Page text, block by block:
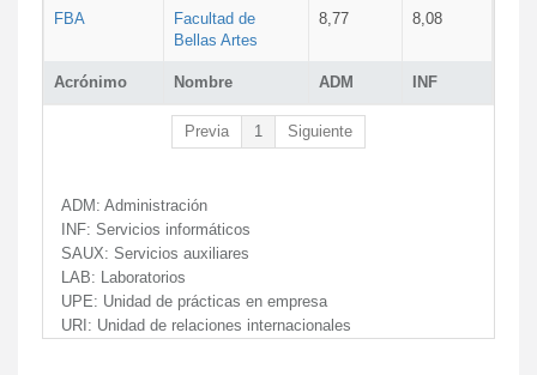
Acrónimo Nombre ADM INF
FBA
Facultad de
Bellas Artes
8,77 8,08
Previa 1 Siguiente
ADM: Administración
INF: Servicios informáticos
SAUX: Servicios auxiliares
LAB: Laboratorios
UPE: Unidad de prácticas en empresa
URI: Unidad de relaciones internacionales